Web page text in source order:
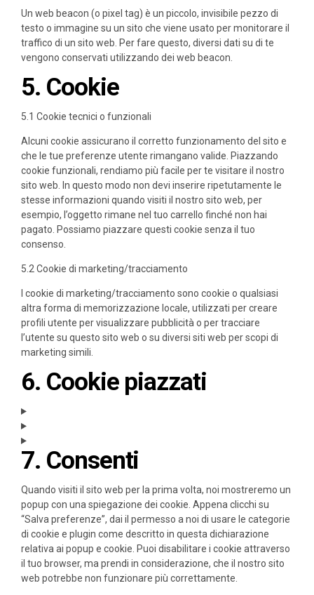
Un web beacon (o pixel tag) è un piccolo, invisibile pezzo di
testo o immagine su un sito che viene usato per monitorare il
traffico di un sito web. Per fare questo, diversi dati su di te
vengono conservati utilizzando dei web beacon.
5. Cookie
5.1 Cookie tecnici o funzionali
Alcuni cookie assicurano il corretto funzionamento del sito e
che le tue preferenze utente rimangano valide. Piazzando
cookie funzionali, rendiamo più facile per te visitare il nostro
sito web. In questo modo non devi inserire ripetutamente le
stesse informazioni quando visiti il nostro sito web, per
esempio, l’oggetto rimane nel tuo carrello finché non hai
pagato. Possiamo piazzare questi cookie senza il tuo
consenso.
5.2 Cookie di marketing/tracciamento
I cookie di marketing/tracciamento sono cookie o qualsiasi
altra forma di memorizzazione locale, utilizzati per creare
profili utente per visualizzare pubblicità o per tracciare
l’utente su questo sito web o su diversi siti web per scopi di
marketing simili.
6. Cookie piazzati
7. Consenti
Quando visiti il sito web per la prima volta, noi mostreremo un
popup con una spiegazione dei cookie. Appena clicchi su
“Salva preferenze”, dai il permesso a noi di usare le categorie
di cookie e plugin come descritto in questa dichiarazione
relativa ai popup e cookie. Puoi disabilitare i cookie attraverso
il tuo browser, ma prendi in considerazione, che il nostro sito
web potrebbe non funzionare più correttamente.